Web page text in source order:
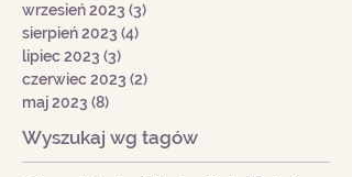
wrzesień 2023 (3)
sierpień 2023 (4)
lipiec 2023 (3)
czerwiec 2023 (2)
maj 2023 (8)
Wyszukaj wg tagów